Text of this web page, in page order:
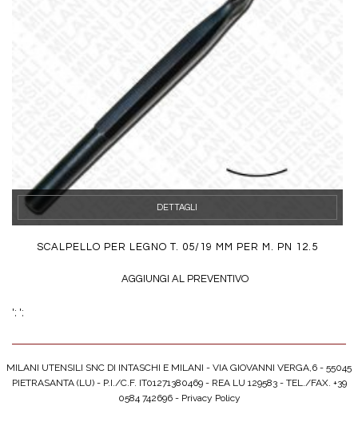
DETTAGLI
SCALPELLO PER LEGNO T. 05/19 MM PER M. PN 12.5
AGGIUNGI AL PREVENTIVO
'; ';
MILANI UTENSILI SNC DI INTASCHI E MILANI - VIA GIOVANNI VERGA,6 - 55045
PIETRASANTA (LU) - P.I./C.F. IT01271380469 - REA LU 129583 - TEL./FAX. +39
0584 742696 - Privacy Policy